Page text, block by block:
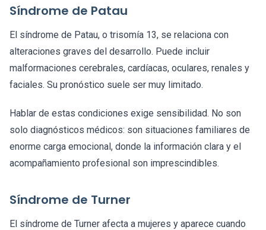
Síndrome de Patau
El síndrome de Patau, o trisomía 13, se relaciona con
alteraciones graves del desarrollo. Puede incluir
malformaciones cerebrales, cardíacas, oculares, renales y
faciales. Su pronóstico suele ser muy limitado.
Hablar de estas condiciones exige sensibilidad. No son
solo diagnósticos médicos: son situaciones familiares de
enorme carga emocional, donde la información clara y el
acompañamiento profesional son imprescindibles.
Síndrome de Turner
El síndrome de Turner afecta a mujeres y aparece cuando